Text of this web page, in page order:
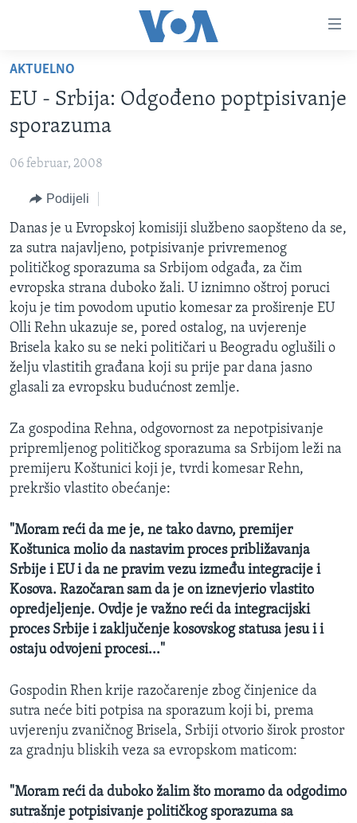
glavni
sadržaj
na
glavnu
pretragu
TV PROGRAM
FOTOGRAFIJE DANA
VIJESTI
SJEDINJENE AMERIČKE DRŽAVE
BOSNA I HERCEGOVINA
NAUKA I TEHNOLOGIJA
SPECIJALNI PROJEKTI
KORUPCIJA
SLOBODA MEDIJA
ŽENSKA STRANA
IZBJEGLIČKA STRANA
MAGAZIN
O GLASU AMERIKE
Learning English
PRATITE NAS
Jezici
AKTUELNO
EU - Srbija: Odgođeno poptpisivanje
sporazuma
06 februar, 2008
Podijeli
Danas je u Evropskoj komisiji službeno saopšteno da se,
za sutra najavljeno, potpisivanje privremenog
političkog sporazuma sa Srbijom odgađa, za čim
evropska strana duboko žali. U iznimno oštroj poruci
koju je tim povodom uputio komesar za proširenje EU
Olli Rehn ukazuje se, pored ostalog, na uvjerenje
Brisela kako su se neki političari u Beogradu oglušili o
želju vlastitih građana koji su prije par dana jasno
glasali za evropsku budućnost zemlje.
Za gospodina Rehna, odgovornost za nepotpisivanje
pripremljenog političkog sporazuma sa Srbijom leži na
premijeru Koštunici koji je, tvrdi komesar Rehn,
prekršio vlastito obećanje:
"Moram reći da me je, ne tako davno, premijer
Koštunica molio da nastavim proces približavanja
Srbije i EU i da ne pravim vezu između integracije i
Kosova. Razočaran sam da je on iznevjerio vlastito
opredjeljenje. Ovdje je važno reći da integracijski
proces Srbije i zaključenje kosovskog statusa jesu i i
ostaju odvojeni procesi..."
Gospodin Rhen krije razočarenje zbog činjenice da
sutra neće biti potpisa na sporazum koji bi, prema
uvjerenju zvaničnog Brisela, Srbiji otvorio širok prostor
za gradnju bliskih veza sa evropskom maticom:
"Moram reći da duboko žalim što moramo da odgodimo
sutrašnje potpisivanje političkog sporazuma sa